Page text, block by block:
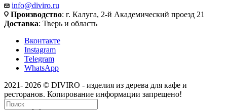
info@diviro.ru
Производство: г. Калуга, 2-й Академический проезд 21
Доставка: Тверь и область
Вконтакте
Instagram
Telegram
WhatsApp
2021- 2026 © DIVIRO - изделия из дерева для кафе и
ресторанов. Копирование информации запрещено!